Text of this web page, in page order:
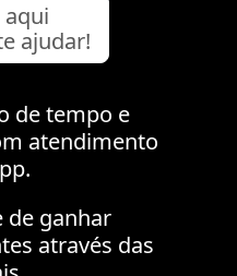
aqui
ajudar!
de tempo e
atendimento
de ganhar
através das